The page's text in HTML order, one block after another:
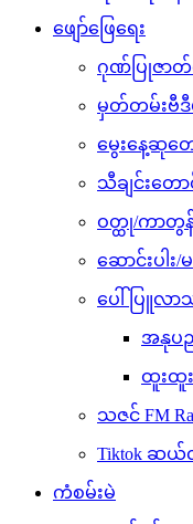
ဖျော်ဖြေရေး
ဂုဏ်ပြုဇာတ်
မှတ်တမ်းဗီဒီ
မွေးနေ့ဆုတေ
သီချင်းတော
ဝတ္ထု/ကာတွန်
ဆောင်းပါး/မ
ပေါ်ပြူလာသ
အနုပ
ထူးထူး
သဇင် FM
Tiktok ဆယ်
ကံစမ်းမဲ